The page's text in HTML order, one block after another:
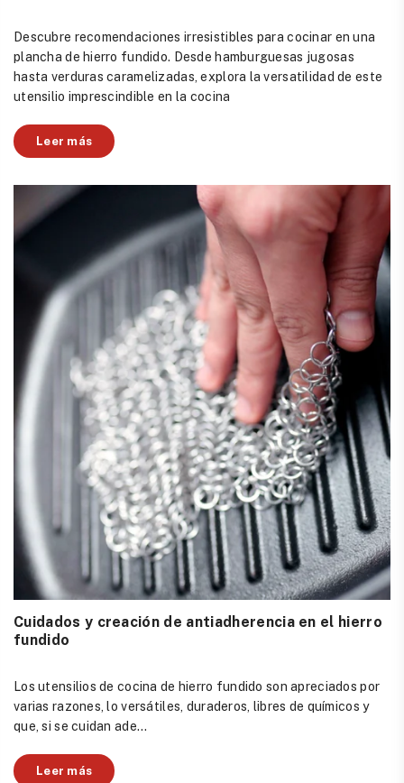
Descubre recomendaciones irresistibles para cocinar en una
plancha de hierro fundido. Desde hamburguesas jugosas
hasta verduras caramelizadas, explora la versatilidad de este
utensilio imprescindible en la cocina
Leer más
Cuidados y creación de antiadherencia en el hierro
fundido
Los utensilios de cocina de hierro fundido son apreciados por
varias razones, lo versátiles, duraderos, libres de químicos y
que, si se cuidan ade...
Leer más